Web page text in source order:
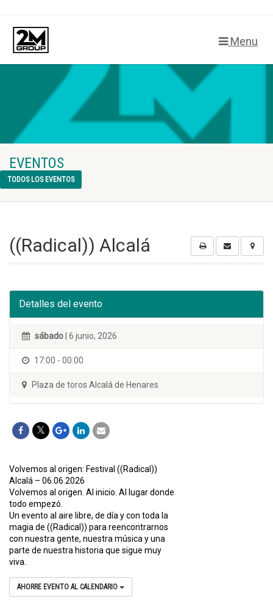
Menu
EVENTOS
TODOS LOS EVENTOS
((Radical)) Alcalá
Detalles del evento
sábado | 6 junio, 2026
17:00 - 00:00
Plaza de toros Alcalá de Henares
Volvemos al origen: Festival ((Radical))
Alcalá – 06.06.2026
Volvemos al origen. Al inicio. Al lugar donde
todo empezó.
Un evento al aire libre, de día y con toda la
magia de ((Radical)) para reencontrarnos
con nuestra gente, nuestra música y una
parte de nuestra historia que sigue muy
viva.
AHORRE EVENTO AL CALENDARIO